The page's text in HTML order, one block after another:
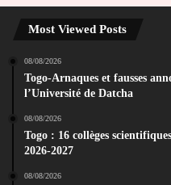
Most Viewed Posts
08/08/2026
Togo-Arnaques et fausses
l’Université de Datcha
08/08/2026
Togo : 16 collèges
2026-2027
08/08/2026